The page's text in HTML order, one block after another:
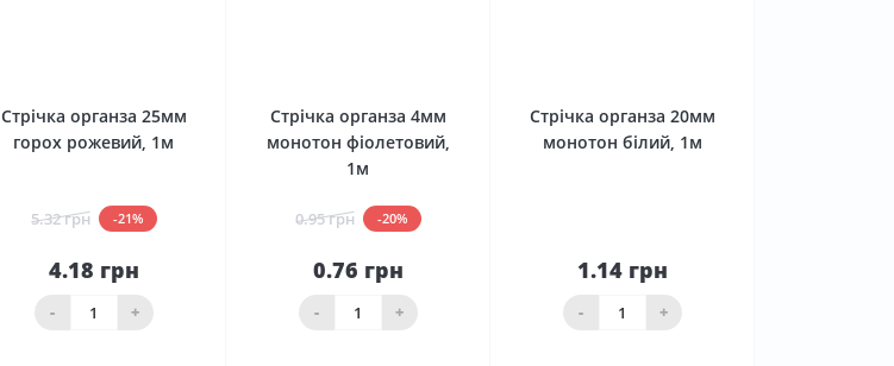
Стрічка органза 25мм
горох рожевий, 1м
5.32 грн -21%
4.18 грн
- +
кошика
Стрічка органза 4мм
монотон фіолетовий,
1м
0.95 грн -20%
0.76 грн
- +
кошика
Стрічка органза 20мм
монотон білий, 1м
1.14 грн
- +
кошика